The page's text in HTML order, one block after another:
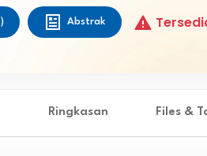
Abstrak
Ringkasan Files &